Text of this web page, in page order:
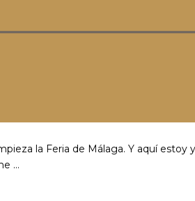
la Feria de Málaga. Y aquí
…